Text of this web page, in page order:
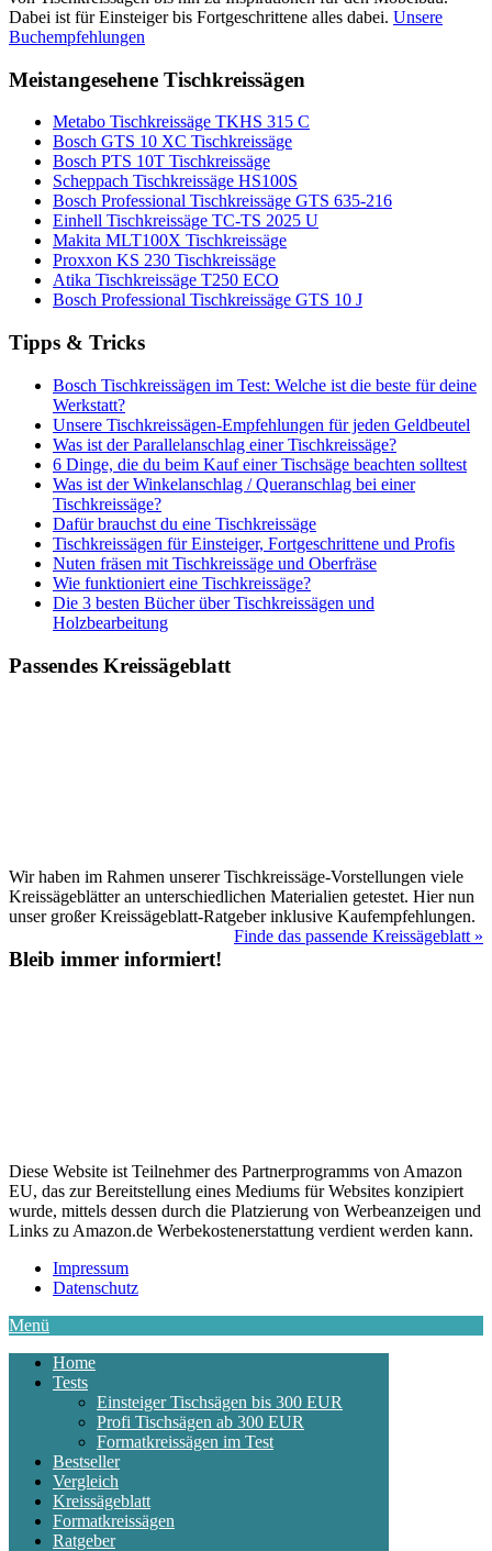
Dabei ist für Einsteiger bis Fortgeschrittene alles dabei. Unsere
Buchempfehlungen
Meistangesehene Tischkreissägen
Metabo Tischkreissäge TKHS 315 C
Bosch GTS 10 XC Tischkreissäge
Bosch PTS 10T Tischkreissäge
Scheppach Tischkreissäge HS100S
Bosch Professional Tischkreissäge GTS 635-216
Einhell Tischkreissäge TC-TS 2025 U
Makita MLT100X Tischkreissäge
Proxxon KS 230 Tischkreissäge
Atika Tischkreissäge T250 ECO
Bosch Professional Tischkreissäge GTS 10 J
Tipps & Tricks
Bosch Tischkreissägen im Test: Welche ist die beste für deine
Werkstatt?
Unsere Tischkreissägen-Empfehlungen für jeden Geldbeutel
Was ist der Parallelanschlag einer Tischkreissäge?
6 Dinge, die du beim Kauf einer Tischsäge beachten solltest
Was ist der Winkelanschlag / Queranschlag bei einer
Tischkreissäge?
Dafür brauchst du eine Tischkreissäge
Tischkreissägen für Einsteiger, Fortgeschrittene und Profis
Nuten fräsen mit Tischkreissäge und Oberfräse
Wie funktioniert eine Tischkreissäge?
Die 3 besten Bücher über Tischkreissägen und
Holzbearbeitung
Passendes Kreissägeblatt
Wir haben im Rahmen unserer Tischkreissäge-Vorstellungen viele
Kreissägeblätter an unterschiedlichen Materialien getestet. Hier nun
unser großer Kreissägeblatt-Ratgeber inklusive Kaufempfehlungen.
Finde das passende Kreissägeblatt »
Bleib immer informiert!
Diese Website ist Teilnehmer des Partnerprogramms von Amazon
EU, das zur Bereitstellung eines Mediums für Websites konzipiert
wurde, mittels dessen durch die Platzierung von Werbeanzeigen und
Links zu Amazon.de Werbekostenerstattung verdient werden kann.
Impressum
Datenschutz
Menü
Home
Tests
Einsteiger Tischsägen bis 300 EUR
Profi Tischsägen ab 300 EUR
Formatkreissägen im Test
Bestseller
Vergleich
Kreissägeblatt
Formatkreissägen
Ratgeber